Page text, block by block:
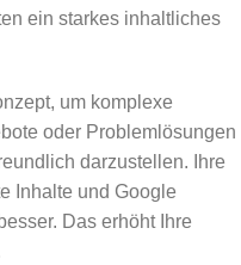
ein starkes inhaltliches
um komplexe
oder Problemlösungen
darzustellen. Ihre
Inhalte und Google
Das erhöht Ihre